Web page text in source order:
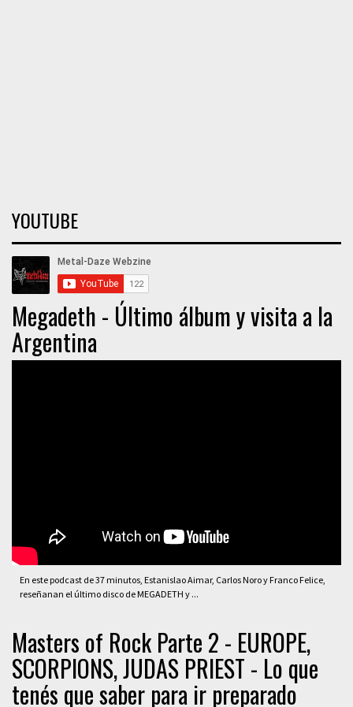
YOUTUBE
Megadeth - Último álbum y visita a la
Argentina
En este podcast de 37 minutos, Estanislao Aimar, Carlos Noro y Franco Felice,
reseñanan el último disco de MEGADETH y ...
Masters of Rock Parte 2 - EUROPE,
SCORPIONS, JUDAS PRIEST - Lo que
tenés que saber para ir preparado